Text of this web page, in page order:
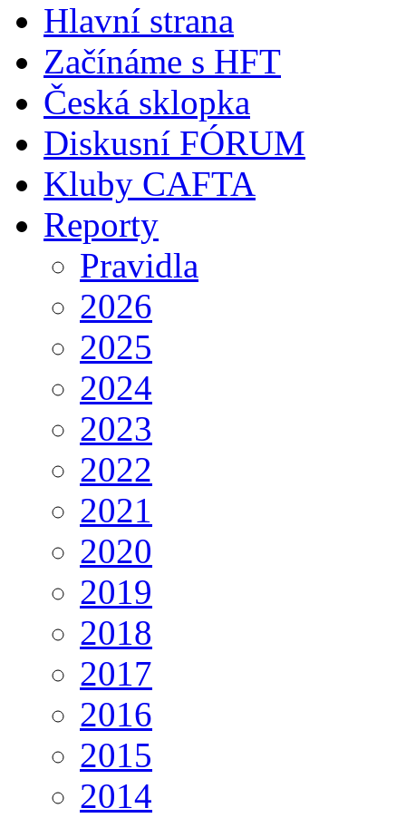
Hlavní strana
Začínáme s HFT
Česká sklopka
Diskusní FÓRUM
Kluby CAFTA
Reporty
Pravidla
2026
2025
2024
2023
2022
2021
2020
2019
2018
2017
2016
2015
2014